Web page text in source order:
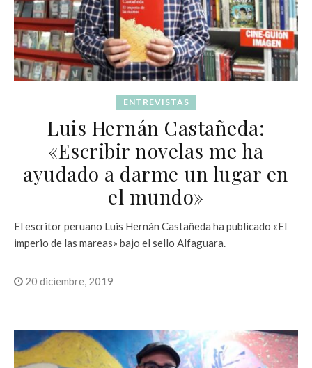
ENTREVISTAS
Luis Hernán Castañeda:
«Escribir novelas me ha
ayudado a darme un lugar en
el mundo»
El escritor peruano Luis Hernán Castañeda ha publicado «El
imperio de las mareas» bajo el sello Alfaguara.
20 diciembre, 2019